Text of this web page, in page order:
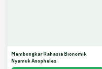
Membongkar Rahasia Bionomik
Nyamuk Anopheles